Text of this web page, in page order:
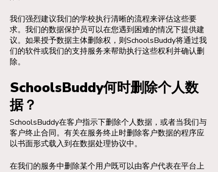
我们强烈建议我们的学校执行清晰的流程来评估这些要
求。我们的数据保护员可以在您遇到困难的情况下提供建
议。如果授予数据主体删除权，则SchoolsBuddy将通过我
们的软件或我们的支持服务来帮助执行这些权利并确认删
除。
SchoolsBuddy何时删除个人数
据？
SchoolsBuddy在客户指示下删除个人数据，或者当我们与
客户终止合同。有关在服务终止时删除客户数据的程序应
以书面形式载入到在数据处理协议中。
在我们的服务中删除某个用户既可以由客户代表在平台上